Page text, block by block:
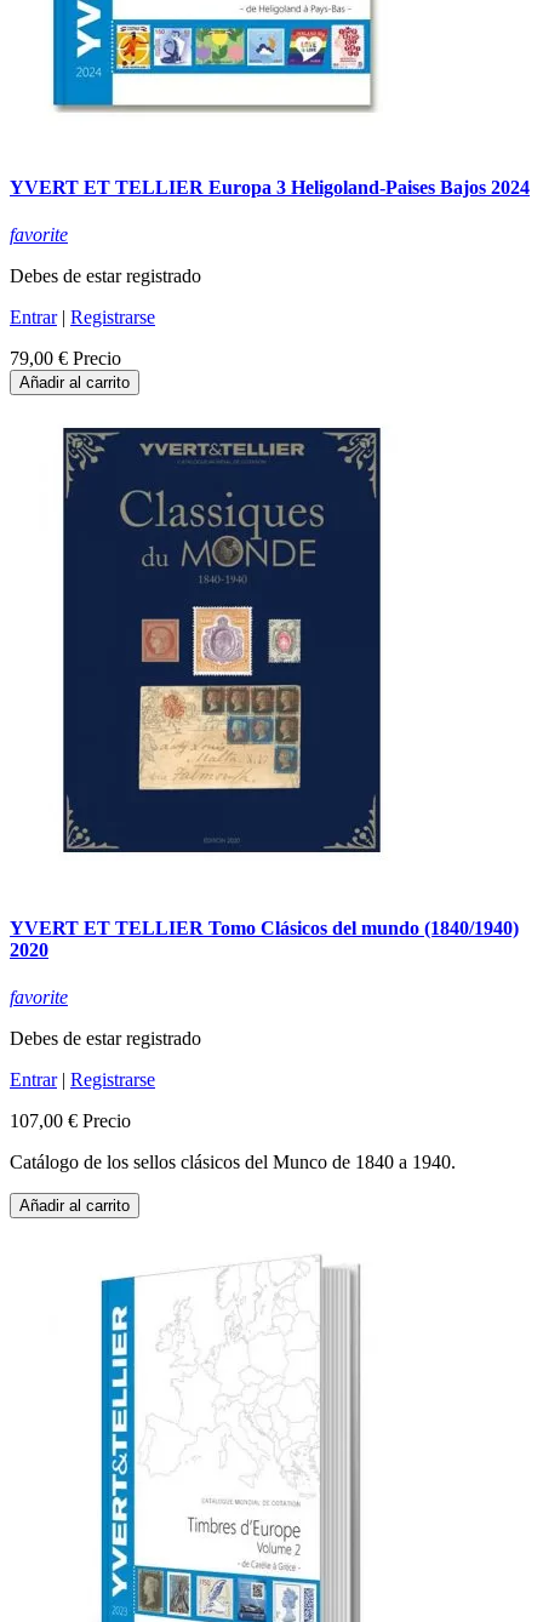
YVERT ET TELLIER Europa 3 Heligoland-Paises Bajos 2024
favorite
Debes de estar registrado
Entrar| Registrarse
79,00 € Precio
Añadir al carrito
YVERT ET TELLIER Tomo Clásicos del mundo (1840/1940)
2020
favorite
Debes de estar registrado
Entrar| Registrarse
107,00 € Precio
Catálogo de los sellos clásicos del Munco de 1840 a 1940.
Añadir al carrito